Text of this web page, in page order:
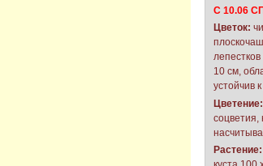
С 10.06
Цветок:
10 см,
устойчив
соцветия,
Растение: